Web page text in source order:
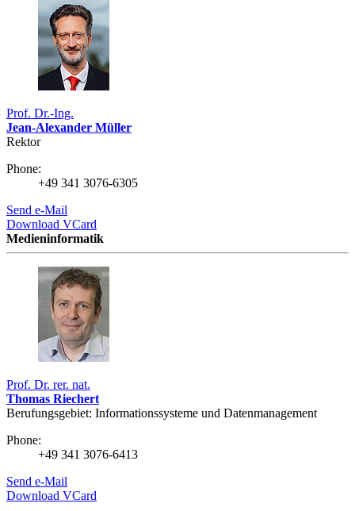
Prof. Dr.-Ing.
Jean-Alexander Müller
Rektor
Phone:
+49 341 3076-6305
Send e-Mail
Download VCard
Medieninformatik
Prof. Dr. rer. nat.
Thomas Riechert
Berufungsgebiet: Informationssysteme und Datenmanagement
Phone:
+49 341 3076-6413
Send e-Mail
Download VCard